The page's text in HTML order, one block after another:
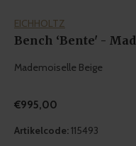
EICHHOLTZ
Bench ‘Bente' -
Mademoiselle Beige
€995,00
Artikelcode:115493